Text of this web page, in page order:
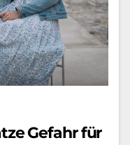
Gefahr für